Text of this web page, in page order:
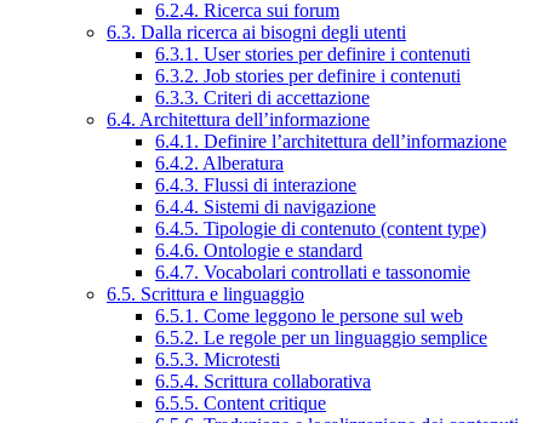
6.2.4. Ricerca sui forum
6.3. Dalla ricerca ai bisogni degli utenti
6.3.1. User stories per definire i contenuti
6.3.2. Job stories per definire i contenuti
6.3.3. Criteri di accettazione
6.4. Architettura dell’informazione
6.4.1. Definire l’architettura dell’informazione
6.4.2. Alberatura
6.4.3. Flussi di interazione
6.4.4. Sistemi di navigazione
6.4.5. Tipologie di contenuto (content type)
6.4.6. Ontologie e standard
6.4.7. Vocabolari controllati e tassonomie
6.5. Scrittura e linguaggio
6.5.1. Come leggono le persone sul web
6.5.2. Le regole per un linguaggio semplice
6.5.3. Microtesti
6.5.4. Scrittura collaborativa
6.5.5. Content critique